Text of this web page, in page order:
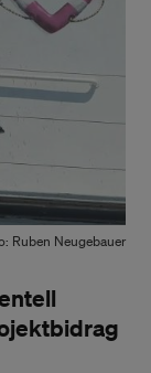
Ruben Neugebauer